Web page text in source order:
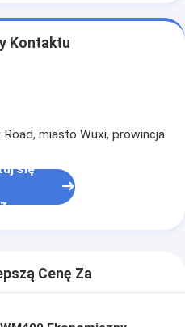
Kontaktu
miasto Wuxi, prowincja
się
Cenę Za